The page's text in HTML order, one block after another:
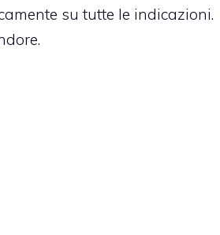
su tutte le indicazioni.